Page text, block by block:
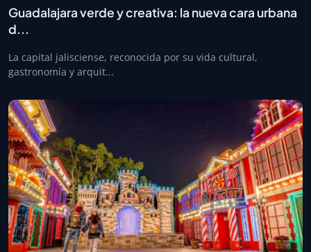
Guadalajara verde y creativa: la nueva cara urbana
d...
La capital jalisciense, reconocida por su vida cultural,
gastronomía y arquit...